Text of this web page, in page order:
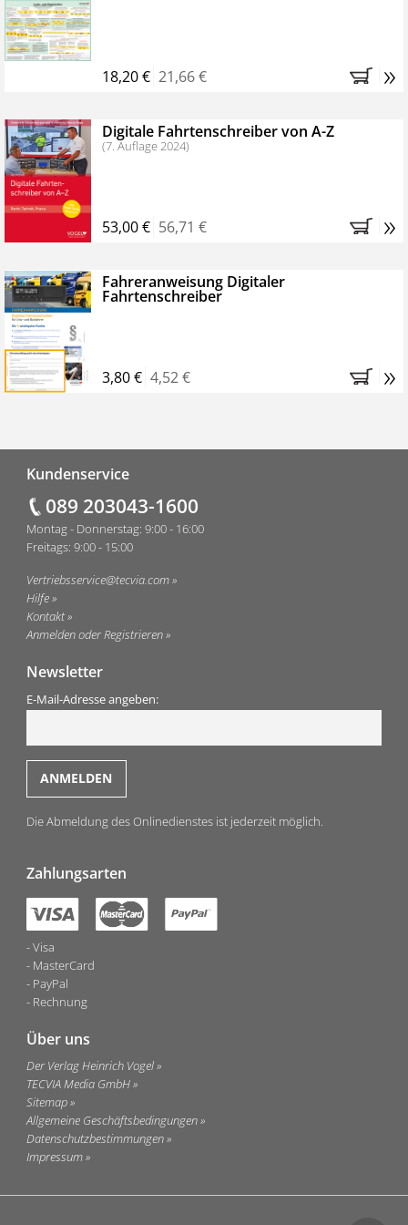
Bestellen Sie jetzt das VerkehrsRundschau Profipaket im
Kennenlern-Abo für zwei Monate (inkl. der derzeitig
Monaten brauchen Sie nichts weiter tun, das
Abonnement endet automatisch, es entstehen keine
weiteren Verpflichtungen.
18,20 € 21,66 € »
Digitale Fahrtenschreiber von A-Z
(7. Auflage 2024)
53,00 € 56,71 € »
Fahreranweisung Digitaler
Fahrtenschreiber
3,80 € 4,52 € »
Kundenservice
089 203043-1600
Montag - Donnerstag: 9:00 - 16:00
Freitags: 9:00 - 15:00
Vertriebsservice@tecvia.com
Hilfe
Kontakt
Anmelden oder Registrieren
Newsletter
E-Mail-Adresse angeben:
Die Abmeldung des Onlinedienstes ist jederzeit möglich.
Zahlungsarten
Visa
MasterCard
PayPal
Rechnung
Über uns
Der Verlag Heinrich Vogel
TECVIA Media GmbH
Sitemap
Allgemeine Geschäftsbedingungen
Datenschutzbestimmungen
Impressum